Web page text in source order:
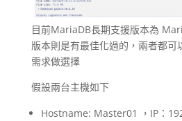
目前MariaDB長期支援版本為
版本則是有最佳化過的，兩者都可
需求做選擇
假設兩台主機如下
Hostname: Master01 ，IP：